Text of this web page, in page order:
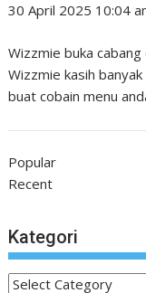
30 April 2025 10:04
Wizzmie buka
Wizzmie kasih
buat cobain menu
Popular
Recent
Kategori
Kategori